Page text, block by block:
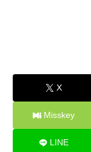
X
Misskey
LINE